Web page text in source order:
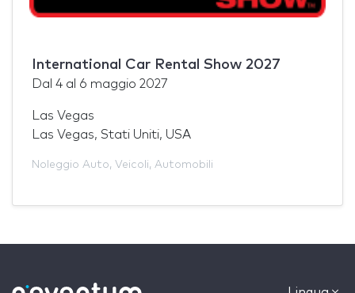
International Car Rental Show 2027
Dal 4 al 6 maggio 2027
Las Vegas
Las Vegas, Stati Uniti, USA
Noleggio Auto, Veicoli, Automobili